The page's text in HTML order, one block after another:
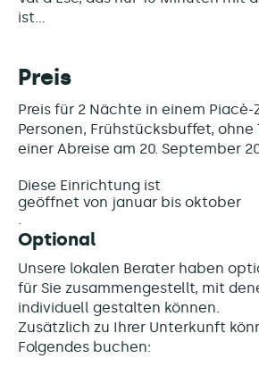
ist...
Preis
Preis für 2 Nächte in einem Piacè-
Personen, Frühstücksbuffet, ohne
einer Abreise am 20. September
Diese Einrichtung ist
geöffnet von januar bis oktober
Optional
Unsere lokalen Berater haben
für Sie zusammengestellt, mit
individuell gestalten können.
Zusätzlich zu Ihrer Unterkunft
Folgendes buchen: